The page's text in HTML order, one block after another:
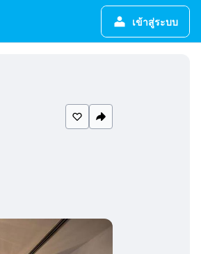
เข้าสู่ระบบ